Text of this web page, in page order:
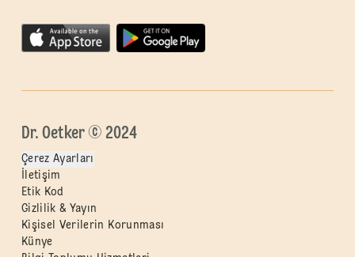
Dr. Oetker © 2024
Çerez Ayarları
İletişim
Etik Kod
Gizlilik & Yayın
Kişisel Verilerin Korunması
Künye